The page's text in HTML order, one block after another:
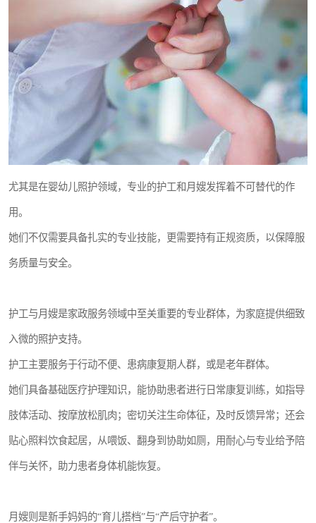
尤其是在婴幼儿照护领域，专业的护工和月嫂发挥着不可替代的作
用。
她们不仅需要具备扎实的专业技能，更需要持有正规资质，以保障服
务质量与安全。
护工与月嫂是家政服务领域中至关重要的专业群体，为家庭提供细致
入微的照护支持。
护工主要服务于行动不便、患病康复期人群，或是老年群体。
她们具备基础医疗护理知识，能协助患者进行日常康复训练，如指导
肢体活动、按摩放松肌肉；密切关注生命体征，及时反馈异常；还会
贴心照料饮食起居，从喂饭、翻身到协助如厕，用耐心与专业给予陪
伴与关怀，助力患者身体机能恢复。
月嫂则是新手妈妈的“育儿搭档”与“产后守护者”。